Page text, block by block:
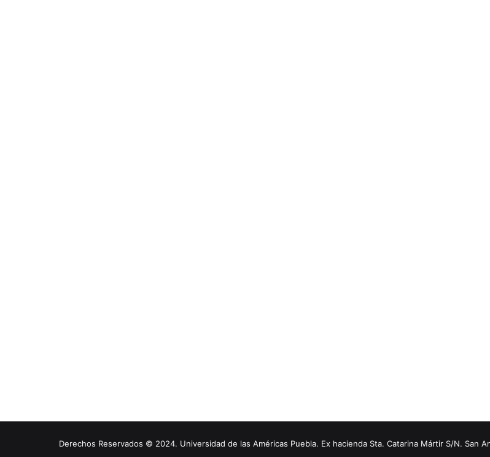
Derechos Reservados © 2024. Universidad de las Américas Puebla. Ex hacienda Sta. Catarina Mártir S/N. San